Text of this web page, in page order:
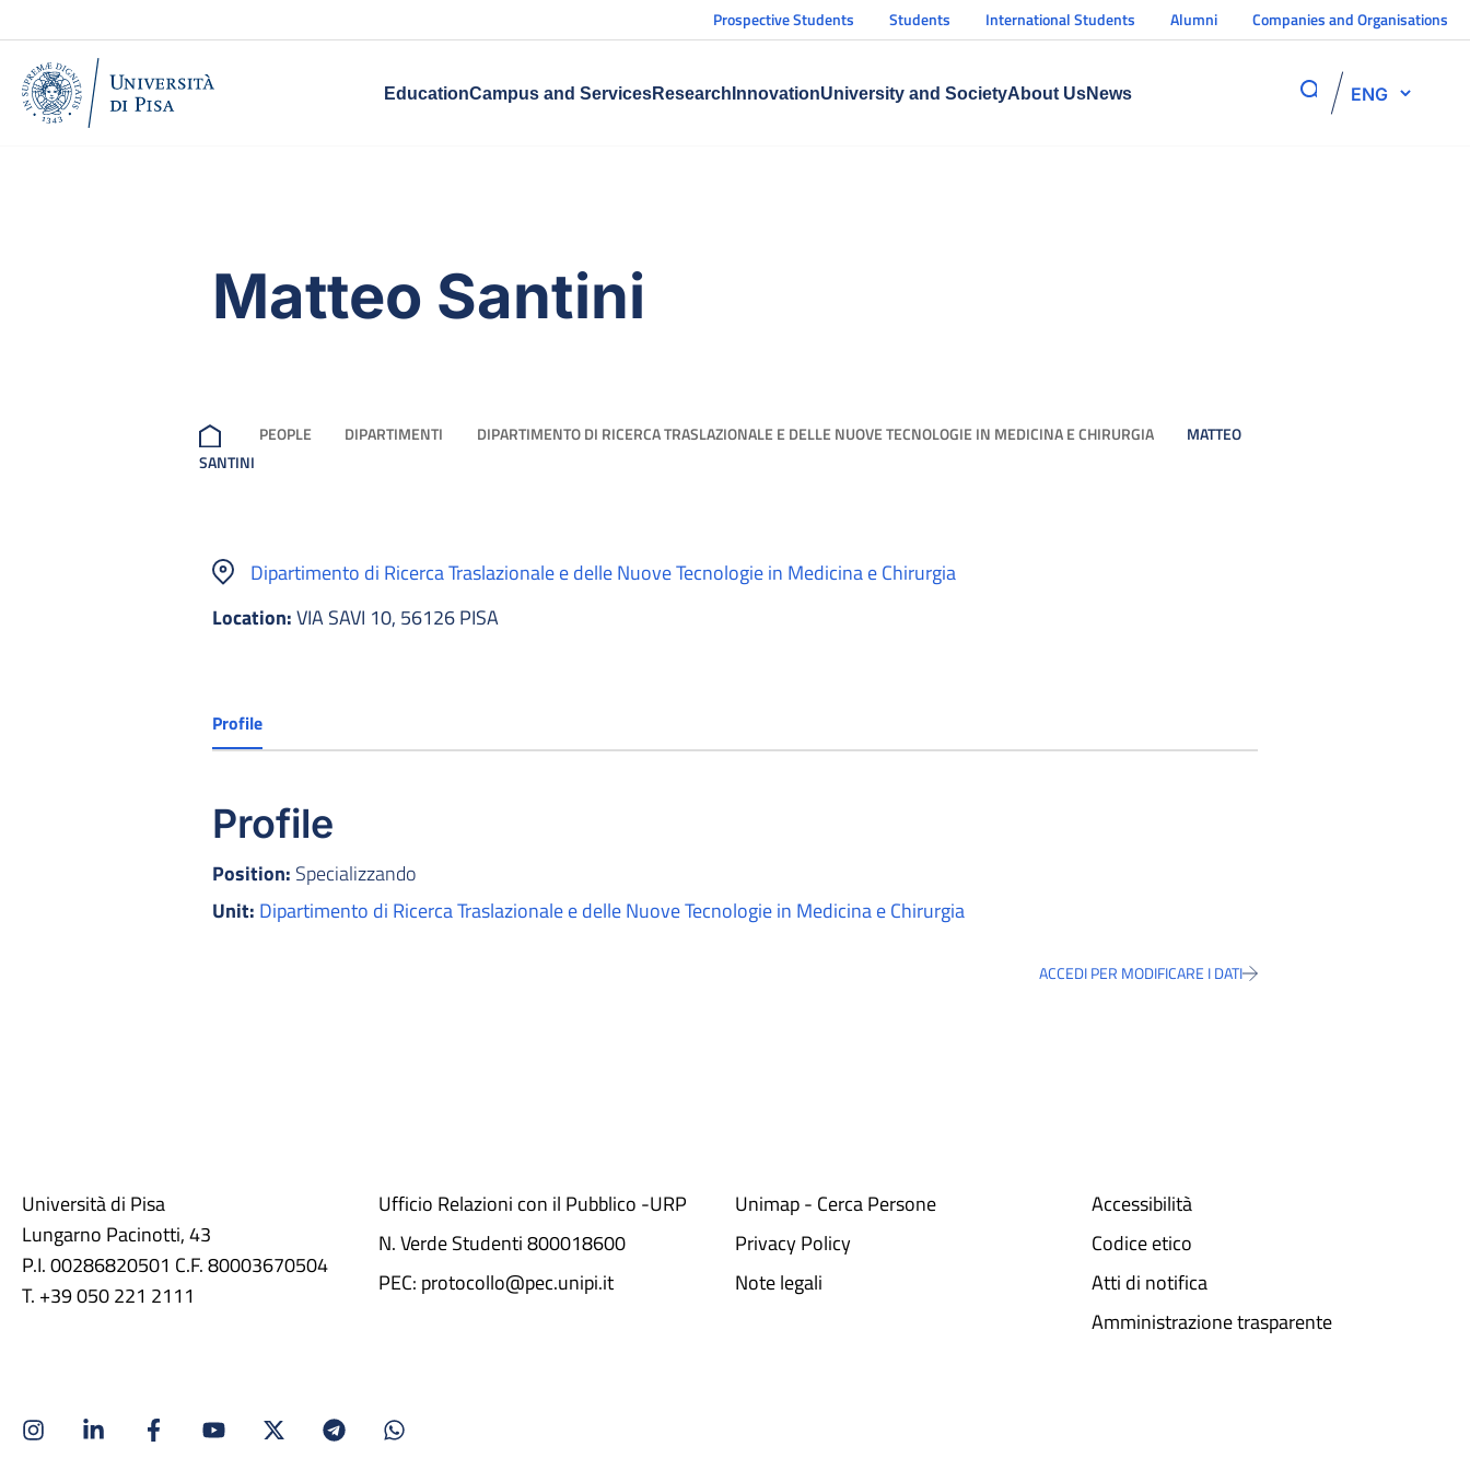
Prospective Students Students International Students Alumni Companies and Organisations
EducationCampus and ServicesResearch InnovationUniversity and SocietyAbout UsNews ENG
Matteo Santini
PEOPLE DIPARTIMENTI DIPARTIMENTO DI RICERCA TRASLAZIONALE E DELLE NUOVE TECNOLOGIE IN MEDICINA E CHIRURGIA
MATTEO
SANTINI
Dipartimento di Ricerca Traslazionale e delle Nuove Tecnologie in Medicina e Chirurgia
Location:VIA SAVI 10, 56126 PISA
Profile
Profile
Position: Specializzando
Unit: Dipartimento di Ricerca Traslazionale e delle Nuove Tecnologie in Medicina e Chirurgia
ACCEDI PER MODIFICARE I DATI
Università di Pisa
Lungarno Pacinotti, 43
P.I. 00286820501 C.F. 80003670504
T. +39 050 221 2111
Ufficio Relazioni con il Pubblico -URP
N. Verde Studenti 800018600​
PEC: protocollo@pec.unipi.it
Unimap - Cerca Persone
Privacy Policy
Note legali
Accessibilità
Codice etico
Atti di notifica
Amministrazione trasparente